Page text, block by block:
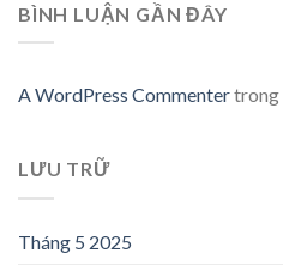
BÌNH LUẬN GẦN ĐÂY
A WordPress Commentertrong
LƯU TRỮ
Tháng 5 2025